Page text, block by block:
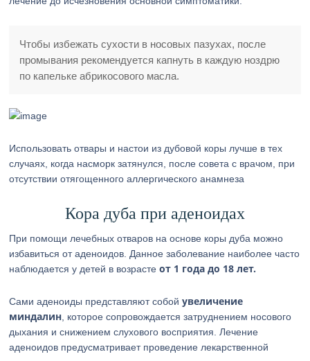
Чтобы избежать сухости в носовых пазухах, после
промывания рекомендуется капнуть в каждую ноздрю
по капельке абрикосового масла.
Использовать отвары и настои из дубовой коры лучше в тех
случаях, когда насморк затянулся, после совета с врачом, при
отсутствии отягощенного аллергического анамнеза
Кора дуба при аденоидах
При помощи лечебных отваров на основе коры дуба можно
избавиться от аденоидов. Данное заболевание наиболее часто
наблюдается у детей в возрастеот 1 года до 18 лет.
Сами аденоиды представляют собойувеличение
миндалин , которое сопровождается затруднением носового
дыхания и снижением слухового восприятия. Лечение
аденоидов предусматривает проведение лекарственной